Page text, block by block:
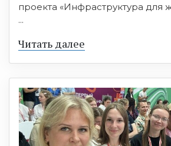
проекта «Инфраструктура для
...
Читать далее